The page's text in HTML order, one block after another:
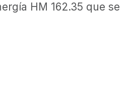
HM 162.35 que se